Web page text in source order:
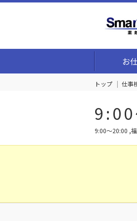
お
トップ 仕事
9:00
9:00～20:00 ,